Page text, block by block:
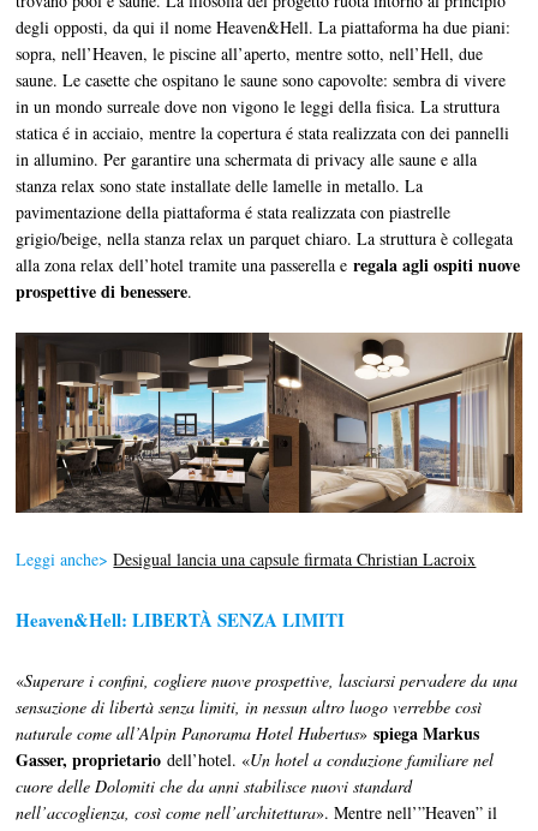
degli opposti, da qui il nome Heaven&Hell. La piattaforma ha due piani:
sopra, nell’Heaven, le piscine all’aperto, mentre sotto, nell’Hell, due
saune. Le casette che ospitano le saune sono capovolte: sembra di vivere
in un mondo surreale dove non vigono le leggi della fisica. La struttura
statica é in acciaio, mentre la copertura é stata realizzata con dei pannelli
in allumino. Per garantire una schermata di privacy alle saune e alla
stanza relax sono state installate delle lamelle in metallo. La
pavimentazione della piattaforma é stata realizzata con piastrelle
grigio/beige, nella stanza relax un parquet chiaro. La struttura è collegata
alla zona relax dell’hotel tramite una passerella eregala agli ospiti nuove
prospettive di benessere.
Leggi anche>Desigual lancia una capsule firmata Christian Lacroix
Heaven&Hell:LIBERTÀ SENZA LIMITI
«Superare i confini, cogliere nuove prospettive, lasciarsi pervadere da una
sensazione di libertà senza limiti, in nessun altro luogo verrebbe così
naturale come all’Alpin Panorama Hotel Hubertus»spiega Markus
Gasser, proprietariodell’hotel. «Un hotel a conduzione familiare nel
cuore delle Dolomiti che da anni stabilisce nuovi standard
nell’accoglienza, così come nell’architettura». Mentre nell’”Heaven” il